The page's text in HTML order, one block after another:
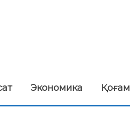
Экономика Қоғам